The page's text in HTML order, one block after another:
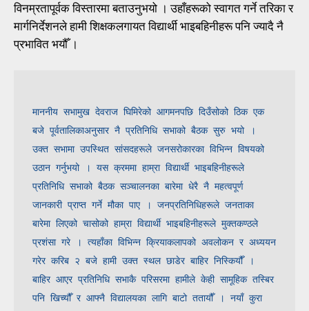
विनम्रतापूर्वक विस्तारमा बताउनुभयो । उहाँहरूको स्वागत गर्ने तरिका र
मार्गनिर्देशनले हामी शिक्षकलगायत विद्यार्थी भाइबहिनीहरू पनि ज्यादै नै
प्रभावित भयौँ ।
माननीय सभामुख देवराज घिमिरेको आगमनपछि दिउँसोको ठिक एक
बजे पूर्वतालिकाअनुसार नै प्रतिनिधि सभाको बैठक सुरु भयो ।
उक्त सभामा उपस्थित सांसदहरूले जनसरोकारका विभिन्न विषयको
उठान गर्नुभयो । यस क्रममा हाम्रा विद्यार्थी भाइबहिनीहरूले
प्रतिनिधि सभाको बैठक सञ्चालनका बारेमा धेरै नै महत्वपूर्ण
जानकारी प्राप्त गर्ने मौका पाए । जनप्रतिनिधिहरूले जनताका
बारेमा लिएको चासोको हाम्रा विद्यार्थी भाइबहिनीहरूले मुक्तकण्ठले
प्रशंसा गरे । त्यहाँका विभिन्न क्रियाकलापको अवलोकन र अध्ययन
गरेर करिब २ बजे हामी उक्त स्थल छाडेर बाहिर निस्कियौँ ।
बाहिर आएर प्रतिनिधि सभाकै परिसरमा हामीले केही सामूहिक तस्बिर
पनि खिच्यौँ र आफ्नै विद्यालयका लागि बाटो ततायौँ । नयाँ कुरा